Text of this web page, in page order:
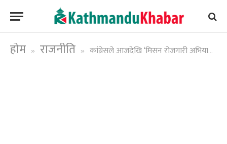
होम » राजनीति » कांग्रेसले आजदेखि ‘मिसन रोजगारी अभियान’ सुरु गर्ने